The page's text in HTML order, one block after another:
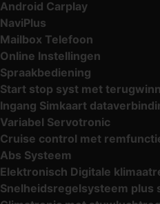
Android Carplay
NaviPlus
Mailbox Telefoon
Online Instellingen
Spraakbediening
Start stop syst met
Ingang Simkaart
Variabel Servotronic
Cruise control met
Abs Systeem
Elektronisch Digitale
Snelheidsregelsysteem plus